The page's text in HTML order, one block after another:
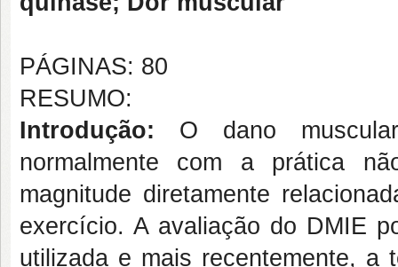
PÁGINAS: 80
RESUMO:
Introdução: O dano
normalmente com a prática
magnitude diretamente
exercício. A avaliação do DMIE
utilizada e mais recentemente, a